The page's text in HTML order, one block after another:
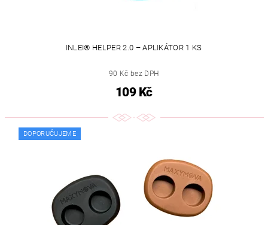
INLEI® HELPER 2.0 – APLIKÁTOR 1 KS
90 Kč bez DPH
109 Kč
DOPORUČUJEME